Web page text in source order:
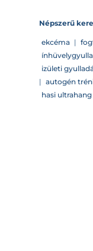
Népszerű
ekcéma |
izületi
| autogén
hasi ultrahang